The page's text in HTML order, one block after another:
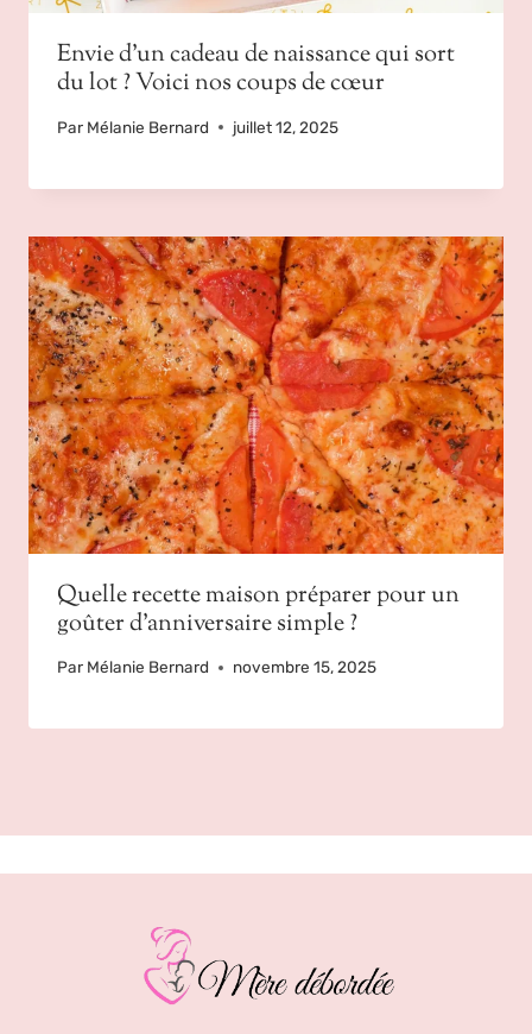
Envie d’un cadeau de naissance qui sort
du lot ? Voici nos coups de cœur
Par Mélanie Bernard juillet 12, 2025
Quelle recette maison préparer pour un
goûter d’anniversaire simple ?
Par Mélanie Bernard novembre 15, 2025